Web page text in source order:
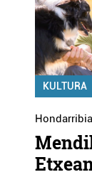
KULTURA
Hondarribia